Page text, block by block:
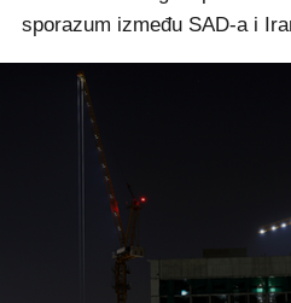
sporazum između SAD-a i